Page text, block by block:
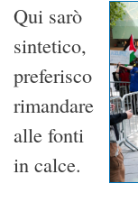
Qui sarò
sintetico,
preferisco
rimandare
alle fonti
in calce.